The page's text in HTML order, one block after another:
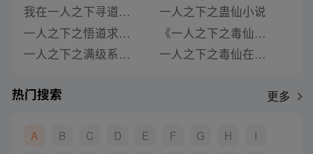
我在一人之下寻道小说免费阅读全文下载
一人之下之悟道求真txt下载
一人之下之满级系统txt下载
一人之下之蛊仙小说
《一人之下之毒仙》类似推荐
一人之下之毒仙在线全文阅读
热门搜索 更多
A B C D E F G H
I